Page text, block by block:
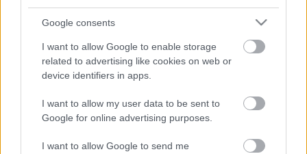
Google consents
I want to allow Google to enable storage
related to advertising like cookies on web or
device identifiers in apps.
I want to allow my user data to be sent to
Google for online advertising purposes.
I want to allow Google to send me
forrás: L.I.
Ajánlott bejegyzések: